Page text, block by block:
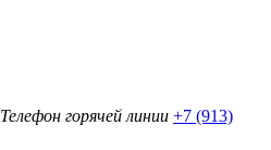
Телефон горячей линии +7 (913)